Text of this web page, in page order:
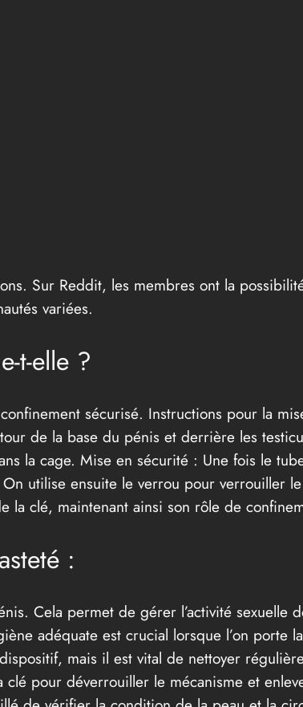
Sur Reddit, les membres ont la
variées.
t-elle ?
sécurisé. Instructions pour la
de la base du pénis et derrière les
la cage. Mise en sécurité : Une fois le
utilise ensuite le verrou pour verrouiller le
clé, maintenant ainsi son rôle de
:
Cela permet de gérer l’activité sexuelle
adéquate est crucial lorsque l’on porte
mais il est vital de nettoyer
pour déverrouiller le mécanisme et